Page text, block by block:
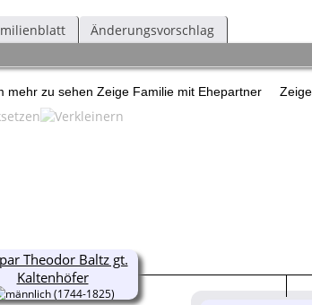
Änderungsvorschlag
mehr zu sehen Zeige Familie mit Ehepartner
Theodor Baltz gt.
Kaltenhöfer
(1744-1825)